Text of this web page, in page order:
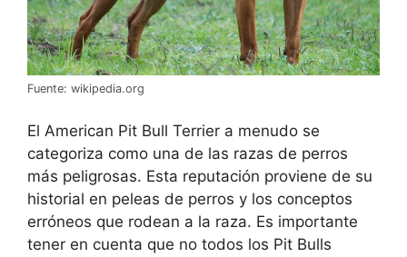
Fuente: wikipedia.org
El American Pit Bull Terrier a menudo se
categoriza como una de las razas de perros
más peligrosas. Esta reputación proviene de su
historial en peleas de perros y los conceptos
erróneos que rodean a la raza. Es importante
tener en cuenta que no todos los Pit Bulls